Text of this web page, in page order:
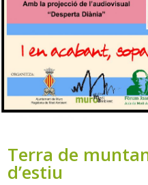
Terra de
d’estiu